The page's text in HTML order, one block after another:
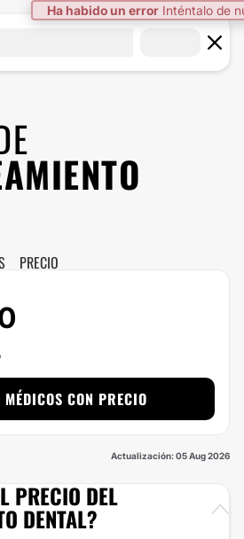
Ha habido un error Inténtalo de
PRECIO
CON PRECIO
Actualización: 05 Aug 2026
PRECIO DEL
DENTAL?